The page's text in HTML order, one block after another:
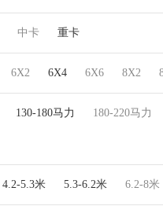
中卡 重卡
6X2 6X4 6X6 8X2
130-180马力 180-220马力
4.2-5.3米 5.3-6.2米 6.2-8米